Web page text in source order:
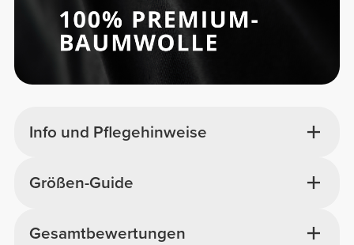
Info und Pflegehinweise
Gesamtbewertungen
Größen-Guide